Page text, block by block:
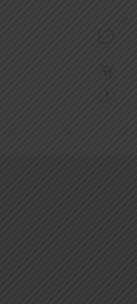
17
1